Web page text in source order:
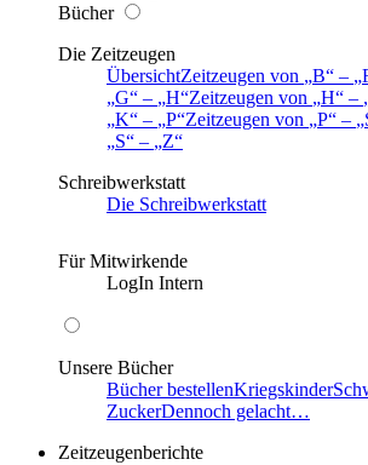
Bücher
Die Zeitzeugen
ÜbersichtZeitzeugen von B –
G
– H Zeitzeugen von H –
K
– P Zeitzeugen von P –
S
–
Z
Schreibwerkstatt
Die Schreibwerkstatt
Für Mitwirkende
LogIn Intern
Unsere Bücher
Bücher bestellenKriegskinder
ZuckerDennoch gelacht…
Zeitzeugenberichte